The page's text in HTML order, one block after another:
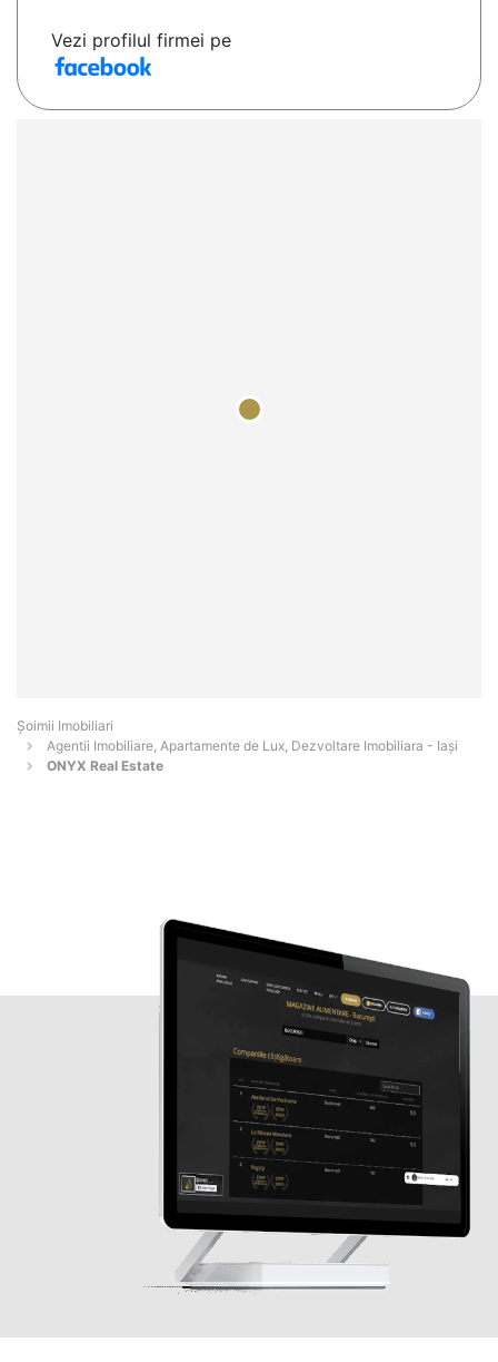
Vezi profilul firmei pe
Șoimii Imobiliari
Agentii Imobiliare, Apartamente de Lux, Dezvoltare Imobiliara - Iaşi
ONYX Real Estate